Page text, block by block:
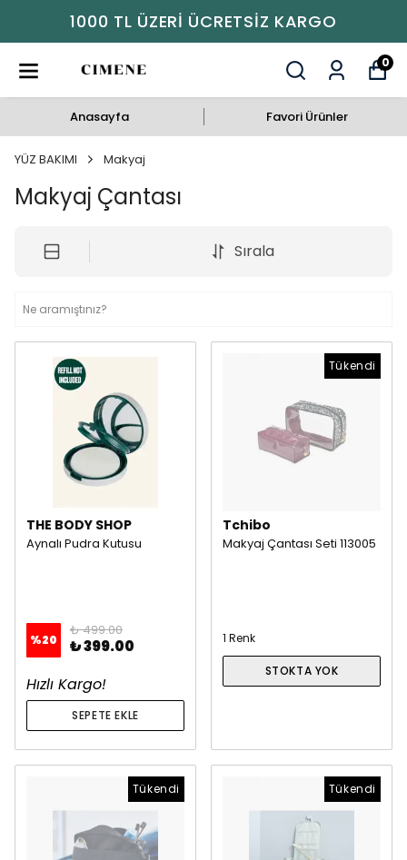
1000 TL ÜZERI ÜCRETSIZ KARGO
0
Anasayfa Favori Ürünler
YÜZ BAKIMI Makyaj
Makyaj Çantası
Sırala
THE BODY SHOP
Aynalı Pudra Kutusu
%20
₺ 499.00
₺ 399.00
Hızlı Kargo!
SEPETE EKLE
Tükendi
Tchibo
Makyaj Çantası Seti 113005
1 Renk
STOKTA YOK
Tükendi Tükendi